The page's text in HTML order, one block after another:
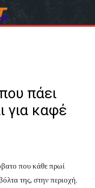
πάει
για καφέ
που κάθε πρωί
της, στην περιοχή.